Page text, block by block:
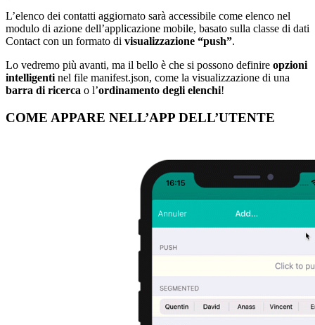
L’elenco dei contatti aggiornato sarà accessibile come elenco nel
modulo di azione dell’applicazione mobile, basato sulla classe di dati
Contact con un formato di visualizzazione “push”.
Lo vedremo più avanti, ma il bello è che si possono definire opzioni
intelligenti nel file manifest.json, come la visualizzazione di una
barra di ricerca o l’ordinamento degli elenchi!
COME APPARE NELL’APP DELL’UTENTE